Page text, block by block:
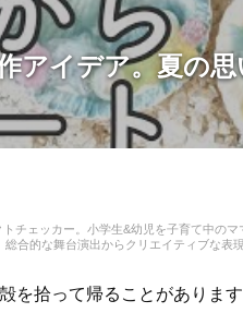
アイデア。夏の
チェッカー。小学生&幼児を子育て中の
合的な舞台演出からクリエイティブな
を拾って帰ることがあります